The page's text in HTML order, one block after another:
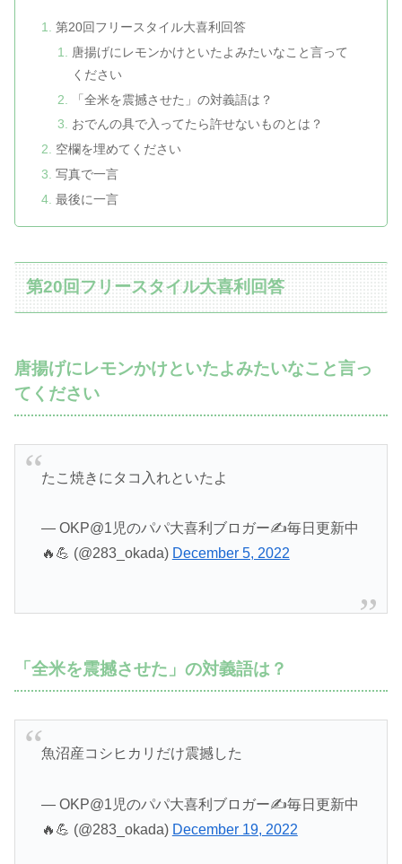
第20回フリースタイル大喜利回答
唐揚げにレモンかけといたよみたいなこと言って
ください
「全米を震撼させた」の対義語は？
おでんの具で入ってたら許せないものとは？
空欄を埋めてください
写真で一言
最後に一言
第20回フリースタイル大喜利回答
唐揚げにレモンかけといたよみたいなこと言っ
てください
たこ焼きにタコ入れといたよ
— OKP@1児のパパ大喜利ブロガー✍️毎日更新中
🔥💪 (@283_okada) December 5, 2022
「全米を震撼させた」の対義語は？
魚沼産コシヒカリだけ震撼した
— OKP@1児のパパ大喜利ブロガー✍️毎日更新中
🔥💪 (@283_okada) December 19, 2022